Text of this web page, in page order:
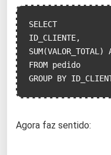
SELECT
ID_CLIENTE,
SUM(VALOR_TOTAL)
FROM pedido
GROUP BY
Agora faz sentido: